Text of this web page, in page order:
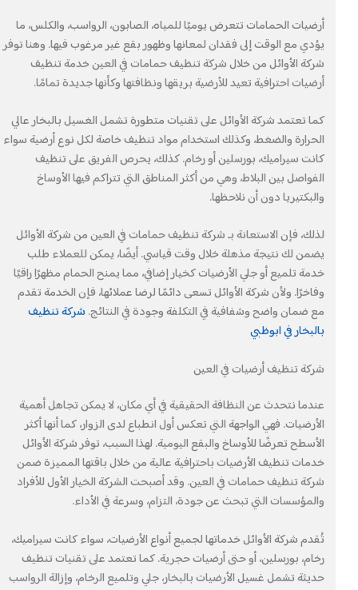
أرضيات الحمامات تتعرض يوميًا للمياه، الصابون، الرواسب، والكلس، ما
يؤدي مع الوقت إلى فقدان لمعانها وظهور بقع غير مرغوب فيها. وهنا توفر
شركة الأوائل من خلال شركة تنظيف حمامات في العين خدمة تنظيف
أرضيات احترافية تعيد للأرضية بريقها ونظافتها وكأنها جديدة تمامًا.
كما تعتمد شركة الأوائل على تقنيات متطورة تشمل الغسيل بالبخار عالي
الحرارة والضغط، وكذلك استخدام مواد تنظيف خاصة لكل نوع أرضية سواء
كانت سيراميك، بورسلين أو رخام. كذلك، يحرص الفريق على تنظيف
الفواصل بين البلاط، وهي من أكثر المناطق التي تتراكم فيها الأوساخ
والبكتيريا دون أن نلاحظها.
لذلك، فإن الاستعانة بـ شركة تنظيف حمامات في العين من شركة الأوائل
يضمن لك نتيجة مذهلة خلال وقت قياسي. أيضًا، يمكن للعملاء طلب
خدمة تلميع أو جلي الأرضيات كخيار إضافي، مما يمنح الحمام مظهرًا راقيًا
وفاخرًا. ولأن شركة الأوائل تسعى دائمًا لرضا عملائها، فإن الخدمة تقدم
مع ضمان واضح وشفافية في التكلفة وجودة في النتائج.شركة تنظيف
بالبخار في ابوظبي
شركة تنظيف أرضيات في العين
عندما نتحدث عن النظافة الحقيقية في أي مكان، لا يمكن تجاهل أهمية
الأرضيات. فهي الواجهة التي تعكس أول انطباع لدى الزوار، كما أنها أكثر
الأسطح تعرضًا للأوساخ والبقع اليومية. لهذا السبب، توفر شركة الأوائل
خدمات تنظيف الأرضيات باحترافية عالية من خلال باقتها المميزة ضمن
شركة تنظيف حمامات في العين. وقد أصبحت الشركة الخيار الأول للأفراد
والمؤسسات التي تبحث عن جودة، التزام، وسرعة في الأداء.
تُقدم شركة الأوائل خدماتها لجميع أنواع الأرضيات، سواء كانت سيراميك،
رخام، بورسلين، أو حتى أرضيات حجرية. كما تعتمد على تقنيات تنظيف
حديثة تشمل غسيل الأرضيات بالبخار، جلي وتلميع الرخام، وإزالة الرواسب